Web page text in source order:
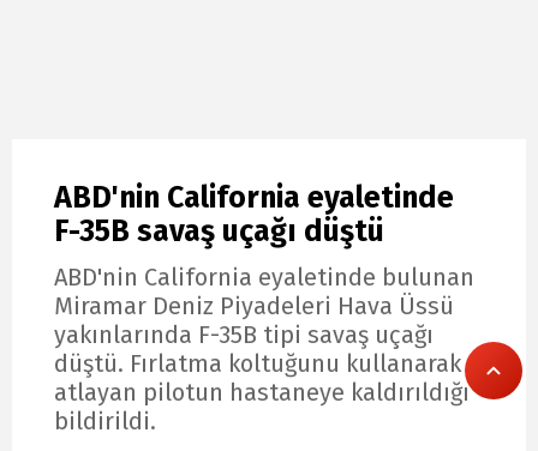
ABD'nin California eyaletinde
F-35B savaş uçağı düştü
ABD'nin California eyaletinde bulunan
Miramar Deniz Piyadeleri Hava Üssü
yakınlarında F-35B tipi savaş uçağı
düştü. Fırlatma koltuğunu kullanarak
atlayan pilotun hastaneye kaldırıldığı
bildirildi.